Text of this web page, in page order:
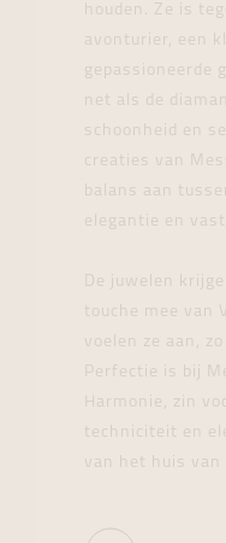
houden. Ze is
avonturier, een
gepassioneerde
net als de
schoonheid en
creaties van
balans aan
elegantie en
De juwelen
touche mee van
voelen ze aan,
Perfectie is bij
Harmonie, zin
techniciteit en
van het huis